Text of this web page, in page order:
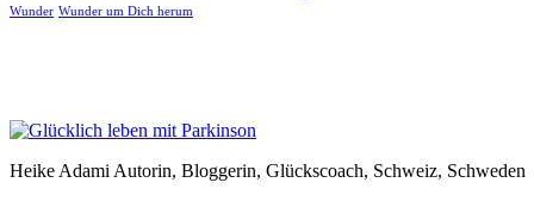
Wunder Wunder um Dich herum
Heike Adami Autorin, Bloggerin, Glückscoach, Schweiz, Schweden